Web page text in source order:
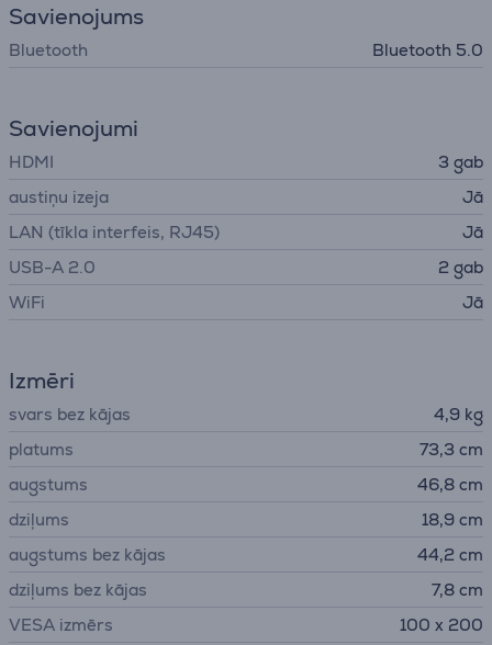
Savienojums
Bluetooth Bluetooth 5.0
Savienojumi
HDMI
3 gab
austiņu izeja
Jā
LAN (tīkla interfeis, RJ45)
Jā
USB-A 2.0
2 gab
WiFi
Jā
Izmēri
svars bez kājas
4,9 kg
platums
73,3 cm
augstums
46,8 cm
dziļums
18,9 cm
augstums bez kājas
44,2 cm
dziļums bez kājas
7,8 cm
VESA izmērs
100 x 200